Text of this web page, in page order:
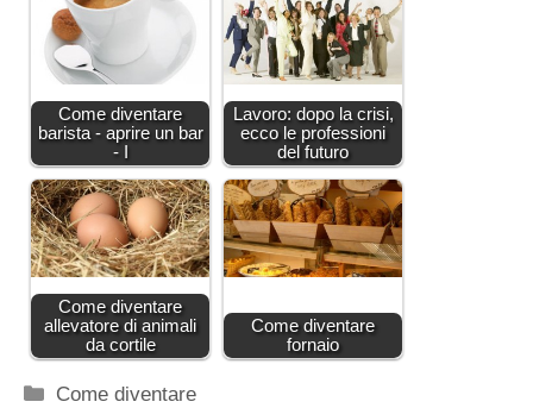
Come diventare
barista - aprire un bar
- I
Lavoro: dopo la crisi,
ecco le professioni
del futuro
Come diventare
allevatore di animali
da cortile
Come diventare
fornaio
Categorie
Come diventare